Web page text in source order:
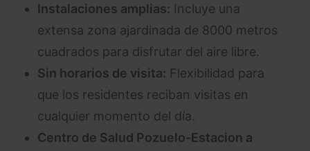
Instalaciones amplias: Incluye una
extensa zona ajardinada de 8000 metros
cuadrados para disfrutar del aire libre.
Sin horarios de visita: Flexibilidad para
que los residentes reciban visitas en
cualquier momento del día.
Centro de Salud Pozuelo-Estacion a